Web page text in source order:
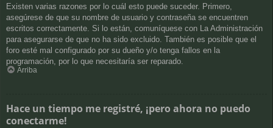
Existen varias razones por lo cuál esto puede suceder. Primero,
asegúrese de que su nombre de usuario y contraseña se encuentren
escritos correctamente. Si lo están, comuníquese con La Administración
para asegurarse de que no ha sido excluido. También es posible que el
foro esté mal configurado por su dueño y/o tenga fallos en la
programación, por lo que necesitaría ser reparado.
Arriba
Hace un tiempo me registré, ¡pero ahora no puedo
conectarme!